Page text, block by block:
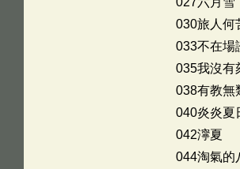
030旅人何
033不在場
035我沒有
038有教無
040炎炎夏
042濘夏
044淘氣的